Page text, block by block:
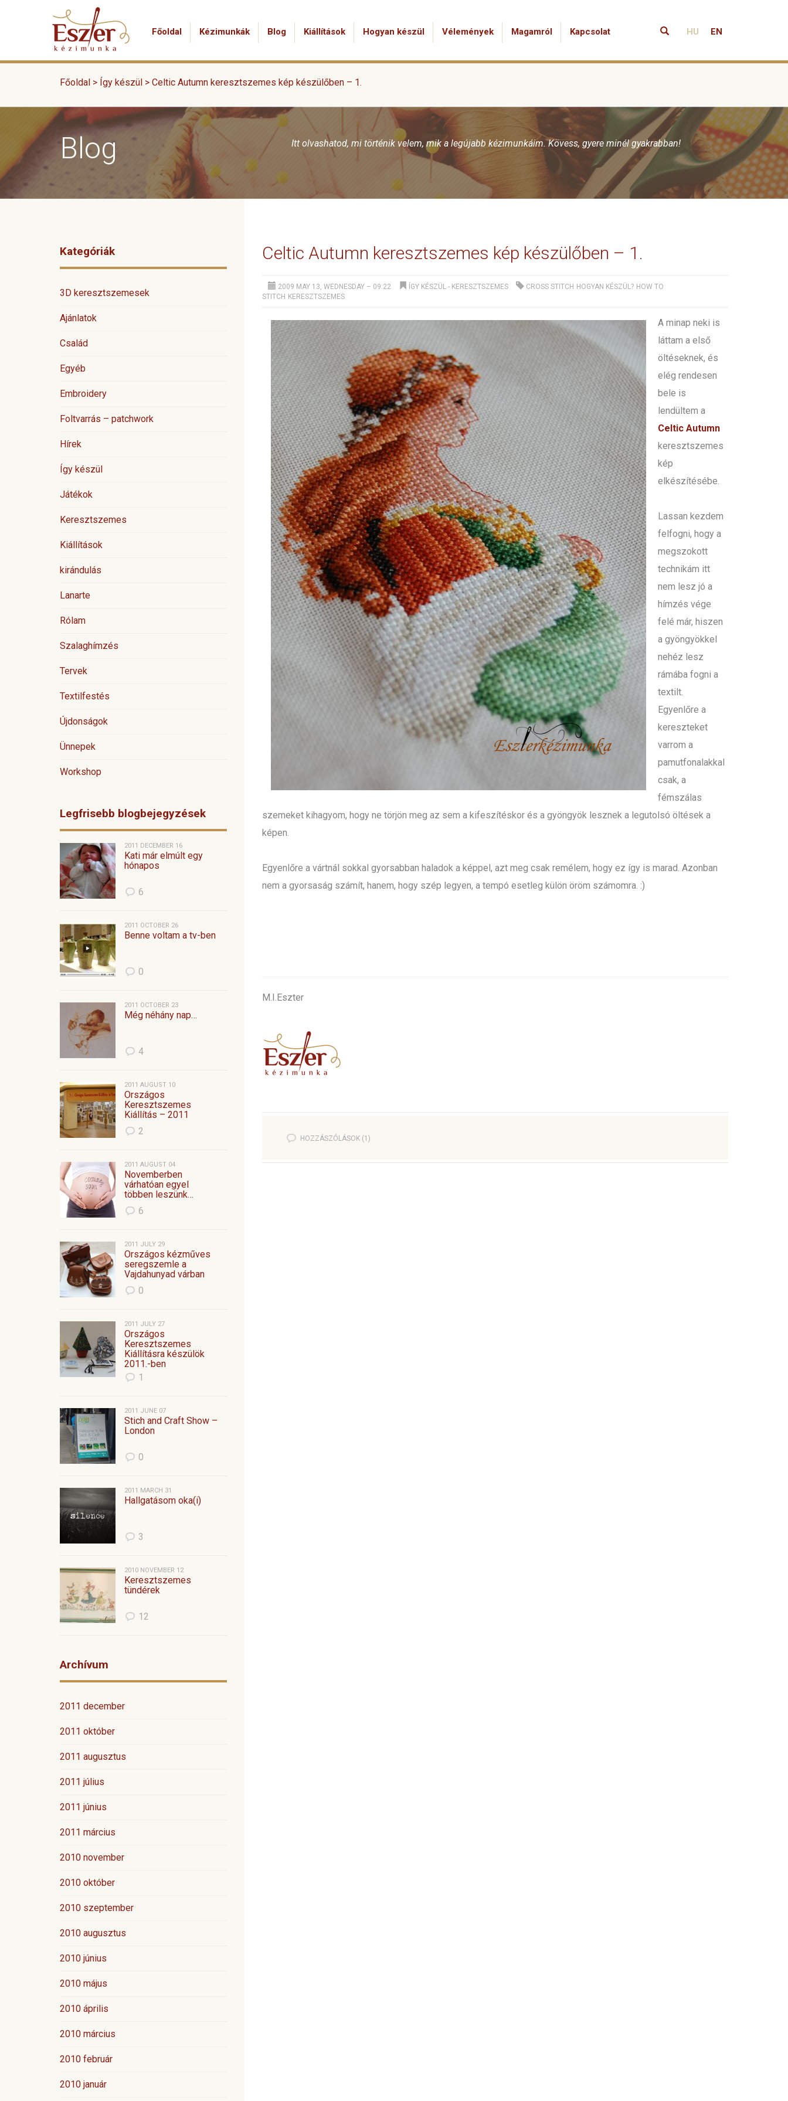
Főoldal Kézimunkák Blog Kiállítások Hogyan készül Vélemények Magamról Kapcsolat HU EN
Főoldal > Így készül > Celtic Autumn keresztszemes kép készülőben – 1.
Blog Itt olvashatod, mi történik velem, mik a legújabb kézimunkáim. Kövess, gyere minél gyakrabban!
Kategóriák
3D keresztszemesek
Ajánlatok
Család
Egyéb
Embroidery
Foltvarrás – patchwork
Hírek
Így készül
Játékok
Keresztszemes
Kiállítások
kirándulás
Lanarte
Rólam
Szalaghímzés
Tervek
Textilfestés
Újdonságok
Ünnepek
Workshop
Legfrisebb blogbejegyzések
2011 DECEMBER 16
Kati már elmúlt egy
hónapos
6
2011 OCTOBER 26
Benne voltam a tv-ben
0
2011 OCTOBER 23
Még néhány nap…
4
2011 AUGUST 10
Országos
Keresztszemes
Kiállítás – 2011
2
2011 AUGUST 04
Novemberben
várhatóan egyel
többen leszünk…
6
2011 JULY 29
Országos kézműves
seregszemle a
Vajdahunyad várban
0
2011 JULY 27
Országos
Keresztszemes
Kiállításra készülök
2011.-ben
1
2011 JUNE 07
Stich and Craft Show –
London
0
2011 MARCH 31
Hallgatásom oka(i)
3
2010 NOVEMBER 12
Keresztszemes
tündérek
12
Archívum
2011 december
2011 október
2011 augusztus
2011 július
2011 június
2011 március
2010 november
2010 október
2010 szeptember
2010 augusztus
2010 június
2010 május
2010 április
2010 március
2010 február
2010 január
Celtic Autumn keresztszemes kép készülőben – 1.
2009 MAY 13, WEDNESDAY – 09:22 ÍGY KÉSZÜL - KERESZTSZEMES CROSS STITCH HOGYAN KÉSZÜL? HOW TO
STITCH KERESZTSZEMES
A minap neki is
láttam a első
öltéseknek, és
elég rendesen
bele is
lendültem a
Celtic Autumn
keresztszemes
kép
elkészítésébe.
Lassan kezdem
felfogni, hogy a
megszokott
technikám itt
nem lesz jó a
hímzés vége
felé már, hiszen
a gyöngyökkel
nehéz lesz
rámába fogni a
textilt.
Egyenlőre a
kereszteket
varrom a
pamutfonalakkal
csak, a
fémszálas
szemeket kihagyom, hogy ne törjön meg az sem a kifeszítéskor és a gyöngyök lesznek a legutolsó öltések a
képen.
Egyenlőre a vártnál sokkal gyorsabban haladok a képpel, azt meg csak remélem, hogy ez így is marad. Azonban
nem a gyorsaság számít, hanem, hogy szép legyen, a tempó esetleg külön öröm számomra. :)
M.I.Eszter
HOZZÁSZÓLÁSOK (1)